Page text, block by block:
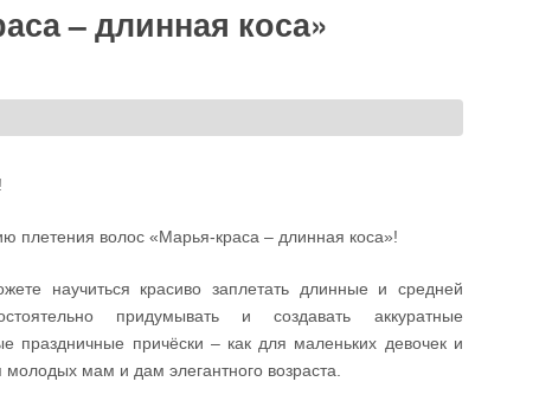
– длинная коса»
плетения волос «Марья-краса – длинная коса»!
научиться красиво заплетать длинные и средней
придумывать и создавать аккуратные
праздничные причёски – как для маленьких девочек и
мам и дам элегантного возраста.